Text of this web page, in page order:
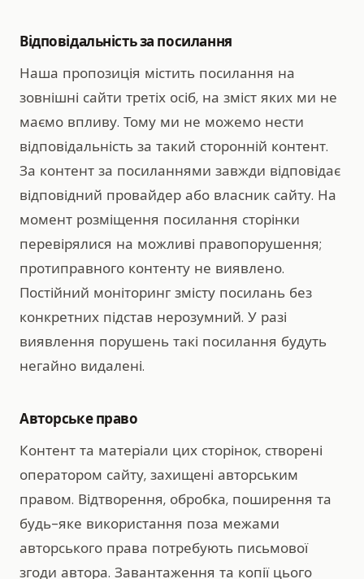
Відповідальність за посилання
Наша пропозиція містить посилання на
зовнішні сайти третіх осіб, на зміст яких ми не
маємо впливу. Тому ми не можемо нести
відповідальність за такий сторонній контент.
За контент за посиланнями завжди відповідає
відповідний провайдер або власник сайту. На
момент розміщення посилання сторінки
перевірялися на можливі правопорушення;
протиправного контенту не виявлено.
Постійний моніторинг змісту посилань без
конкретних підстав нерозумний. У разі
виявлення порушень такі посилання будуть
негайно видалені.
Авторське право
Контент та матеріали цих сторінок, створені
оператором сайту, захищені авторським
правом. Відтворення, обробка, поширення та
будь-яке використання поза межами
авторського права потребують письмової
згоди автора. Завантаження та копії цього